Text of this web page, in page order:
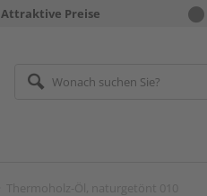
Attraktive Preise